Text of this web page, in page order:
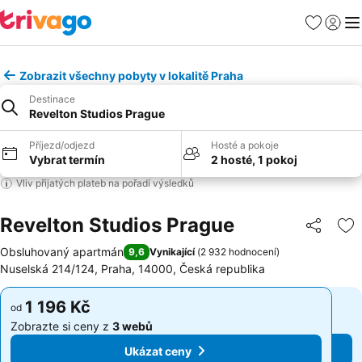
Oblíbené
Zobrazit všechny pobyty v lokalitě Praha
Destinace
Revelton Studios Prague
Příjezd/odjezd
Vybrat termín
Hosté a pokoje
2 hosté, 1 pokoj
Vliv přijatých plateb na pořadí výsledků
Revelton Studios Prague Sdílet
Obsluhovaný apartmán 9,6 Vynikající (2 932 hodnocení)
Nuselská 214/124, Praha, 14000, Česká republika
od 1 196 Kč
Zobrazte si ceny z 3 webů
Ukázat ceny
od 1 196 Kč
Zobrazte si ceny z 3 webů
Ukázat ceny